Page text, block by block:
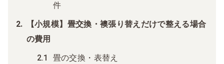
件
【小規模】畳交換・襖張り替えだけで整える場合
の費用
畳の交換・表替え